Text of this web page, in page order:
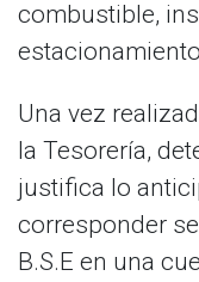
combustible,
Una vez
la Tesorería,
justifica lo
corresponder
B.S.E en una